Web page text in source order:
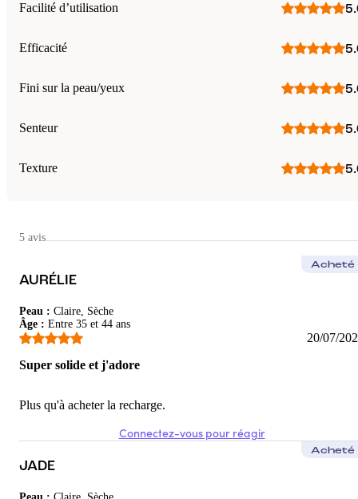
Facilité d’utilisation
Efficacité
Fini sur la peau/yeux
Senteur
Texture
5 avis
AURÉLIE
Peau : Claire, Sèche
Âge : Entre 35 et 44 ans
Acheté
20/07/
Super solide et j'adore
Plus qu'à acheter la recharge.
Connectez-vous pour réagir
JADE
Acheté